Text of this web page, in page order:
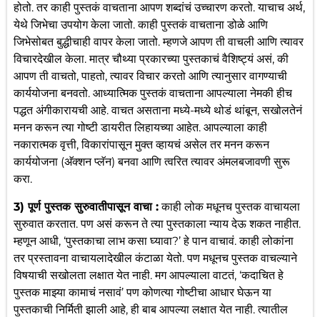
होतो. तर काही पुस्तकं वाचताना आपण शब्दांचं उच्चारण करतो. याचाच अर्थ,
येथे जिभेचा उपयोग केला जातो. काही पुस्तकं वाचताना डोळे आणि
जिभेसोबत बुद्धीचाही वापर केला जातो. म्हणजे आपण ती वाचली आणि त्यावर
विचारदेखील केला. मात्र चौथ्या प्रकारच्या पुस्तकाचं वैशिष्ट्यं असं, की
आपण ती वाचतो, पाहतो, त्यावर विचार करतो आणि त्यानुसार वागण्याची
कार्ययोजना बनवतो. आध्यात्मिक पुस्तकं वाचताना आपल्याला नेमकी हीच
पद्धत अंगीकारायची आहे. वाचत असताना मध्ये-मध्ये थोडं थांबून, सखोलतेनं
मनन करून त्या गोष्टी डायरीत लिहायच्या आहेत. आपल्याला काही
नकारात्मक वृत्ती, विकारांपासून मुक्त व्हायचं असेल तर मनन करून
कार्ययोजना (अ‍ॅक्शन प्लॅन) बनवा आणि त्वरित त्यावर अंमलबजावणी सुरू
करा.
3) पूर्ण पुस्तक सुरुवातीपासून वाचा :काही लोक मधूनच पुस्तक वाचायला
सुरुवात करतात. पण असं करून ते त्या पुस्तकाला न्याय देऊ शकत नाहीत.
म्हणून आधी, ‘पुस्तकाचा लाभ कसा घ्यावा?’ हे पान वाचावं. काही लोकांना
तर प्रस्तावना वाचायलादेखील कंटाळा येतो. पण मधूनच पुस्तक वाचल्याने
विषयाची सखोलता लक्षात येत नाही. मग आपल्याला वाटतं, ‘कदाचित हे
पुस्तक माझ्या कामाचं नसावं’ पण कोणत्या गोष्टीचा आधार घेऊन या
पुस्तकाची निर्मिती झाली आहे, ही बाब आपल्या लक्षात येत नाही. त्यातील